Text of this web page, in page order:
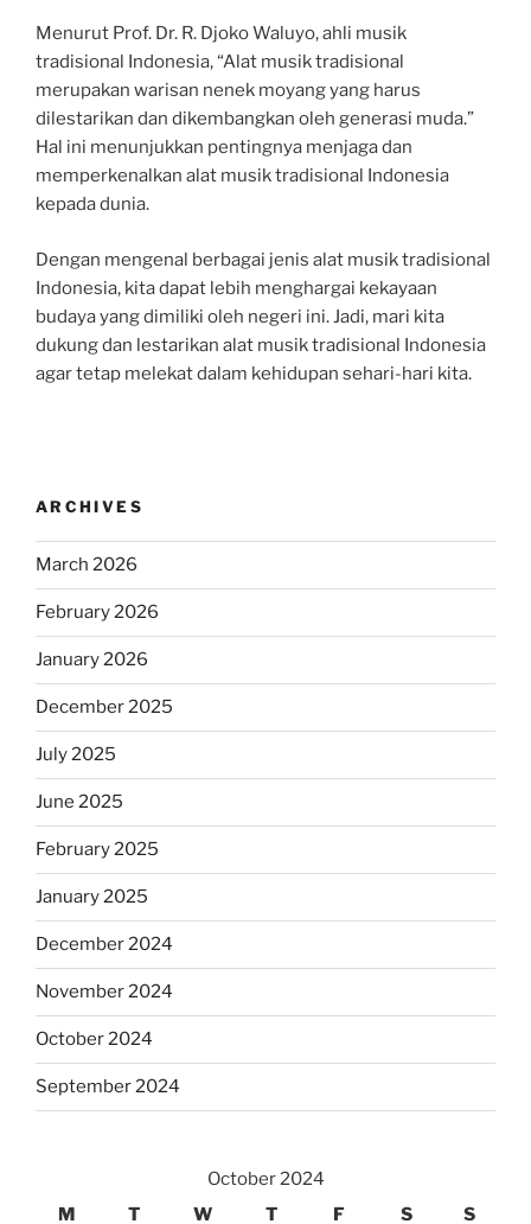
Menurut Prof. Dr. R. Djoko Waluyo, ahli musik
tradisional Indonesia, “Alat musik tradisional
merupakan warisan nenek moyang yang harus
dilestarikan dan dikembangkan oleh generasi muda.”
Hal ini menunjukkan pentingnya menjaga dan
memperkenalkan alat musik tradisional Indonesia
kepada dunia.
Dengan mengenal berbagai jenis alat musik tradisional
Indonesia, kita dapat lebih menghargai kekayaan
budaya yang dimiliki oleh negeri ini. Jadi, mari kita
dukung dan lestarikan alat musik tradisional Indonesia
agar tetap melekat dalam kehidupan sehari-hari kita.
ARCHIVES
March 2026
February 2026
January 2026
December 2025
July 2025
June 2025
February 2025
January 2025
December 2024
November 2024
October 2024
September 2024
October 2024
M
T W T F S S